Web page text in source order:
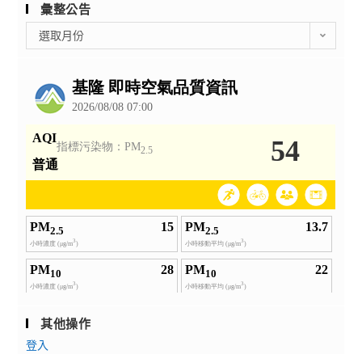
彙整公告
整
選取月份
其他操作
登入